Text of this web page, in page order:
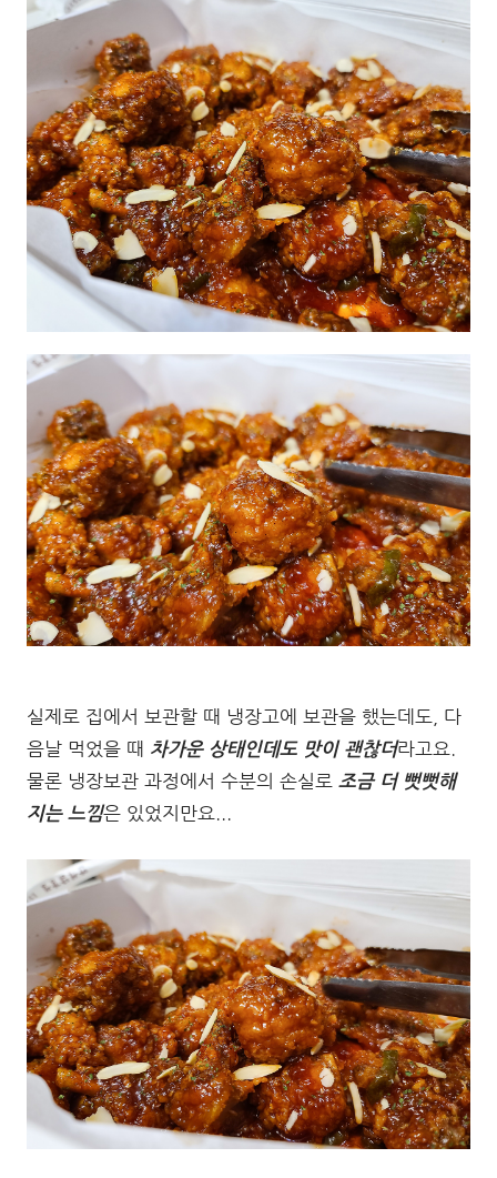
실제로 집에서 보관할 때 냉장고에 보관을 했는데도, 다
음날 먹었을 때 차가운 상태인데도 맛이 괜찮더라고요.
물론 냉장보관 과정에서 수분의 손실로 조금 더 뻣뻣해
지는 느낌은 있었지만요...